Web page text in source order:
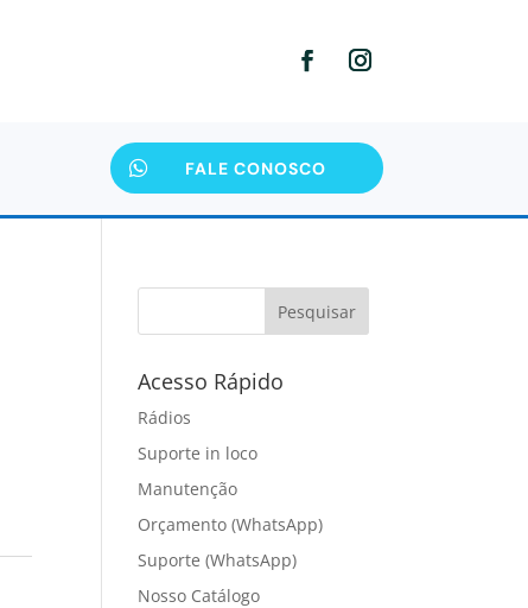
 FALE CONOSCO
Pesquisar
Acesso Rápido
Rádios
Suporte in loco
Manutenção
Orçamento (WhatsApp)
Suporte (WhatsApp)
Nosso Catálogo